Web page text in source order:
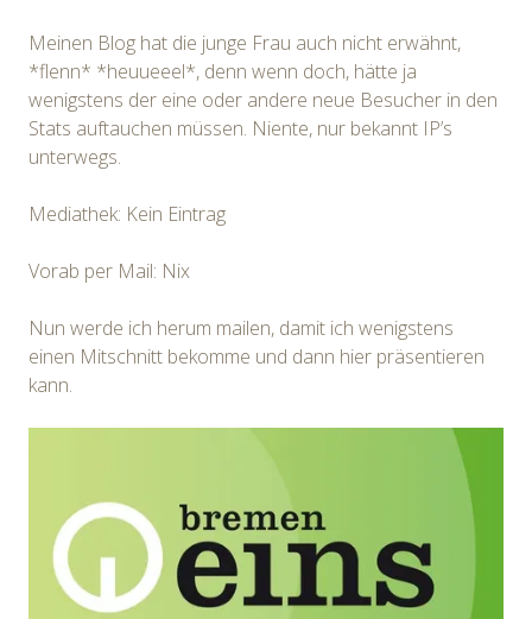
Meinen Blog hat die junge Frau auch nicht erwähnt,
*flenn* *heuueeel*, denn wenn doch, hätte ja
wenigstens der eine oder andere neue Besucher in den
Stats auftauchen müssen. Niente, nur bekannt IP’s
unterwegs.
Mediathek: Kein Eintrag
Vorab per Mail: Nix
Nun werde ich herum mailen, damit ich wenigstens
einen Mitschnitt bekomme und dann hier präsentieren
kann.